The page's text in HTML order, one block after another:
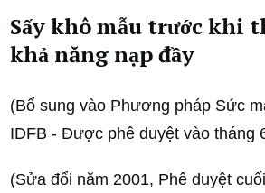
Sấy khô mẫu trước khi
khả năng nạp đầy
(Bổ sung vào Phương pháp Sức
IDFB - Được phê duyệt vào tháng
(Sửa đổi năm 2001, Phê duyệt